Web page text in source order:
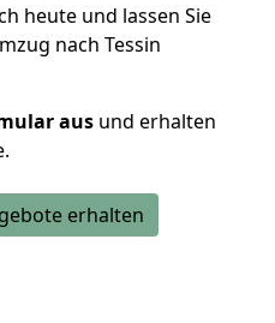
heute und lassen Sie
nach Tessin
aus und erhalten
erhalten